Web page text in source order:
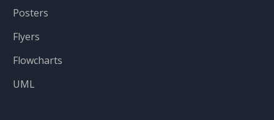
Posters
Flyers
Flowcharts
UML